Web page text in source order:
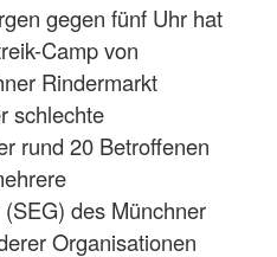
gegen fünf Uhr hat
Camp von
Rindermarkt
schlechte
rund 20 Betroffenen
des Münchner
Organisationen